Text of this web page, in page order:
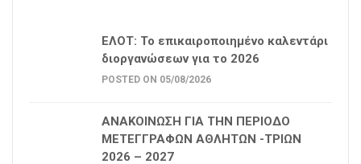
ΕΛΟΤ: Το επικαιροποιημένο καλεντάρι
διοργανώσεων για το 2026
POSTED ON 05/08/2026
ΑΝΑΚΟΙΝΩΣΗ ΓΙΑ ΤΗΝ ΠΕΡΙΟΔΟ
ΜΕΤΕΓΓΡΑΦΩΝ ΑΘΛΗΤΩΝ -ΤΡΙΩΝ
2026 – 2027